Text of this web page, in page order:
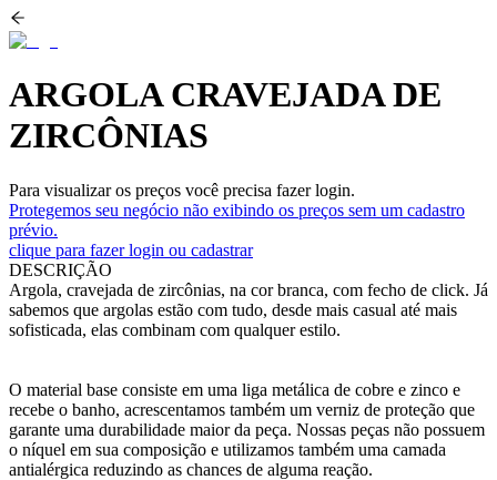
ARGOLA CRAVEJADA DE
ZIRCÔNIAS
Para visualizar os preços você precisa fazer login.
Protegemos seu negócio não exibindo os preços sem um cadastro
prévio.
clique para fazer login ou cadastrar
DESCRIÇÃO
Argola, cravejada de zircônias, na cor branca, com fecho de click. Já
sabemos que argolas estão com tudo, desde mais casual até mais
sofisticada, elas combinam com qualquer estilo.
O material base consiste em uma liga metálica de cobre e zinco e
recebe o banho, acrescentamos também um verniz de proteção que
garante uma durabilidade maior da peça. Nossas peças não possuem
o níquel em sua composição e utilizamos também uma camada
antialérgica reduzindo as chances de alguma reação.